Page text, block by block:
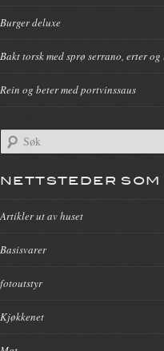
Burger deluxe
Bakt torsk med sprø serrano, erter og
Rein og beter med portvinssaus
NETTSTEDER
Artikler ut av huset
Basisvarer
fotoutstyr
Kjøkkenet